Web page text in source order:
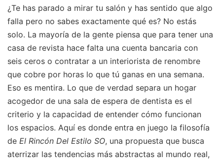
¿Te has parado a mirar tu salón y has sentido que algo
falla pero no sabes exactamente qué es? No estás
solo. La mayoría de la gente piensa que para tener una
casa de revista hace falta una cuenta bancaria con
seis ceros o contratar a un interiorista de renombre
que cobre por horas lo que tú ganas en una semana.
Eso es mentira. Lo que de verdad separa un hogar
acogedor de una sala de espera de dentista es el
criterio y la capacidad de entender cómo funcionan
los espacios. Aquí es donde entra en juego la filosofía
de El Rincón Del Estilo SO, una propuesta que busca
aterrizar las tendencias más abstractas al mundo real,